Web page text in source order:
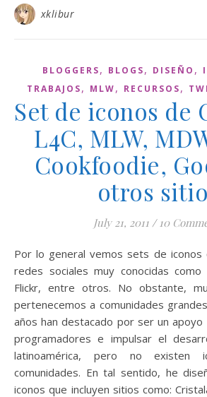
xklibur
BLOGGERS, BLOGS, DISEÑO ,
TRABAJOS, MLW, RECURSOS,
Set de iconos de
L4C, MLW,
Cookfoodie,
otros
July 21, 2011 / 10
Por lo general vemos sets de iconos que incluyen los de
redes sociales muy conocidas como
Flickr, entre otros. No obstante,
pertenecemos a comunidades
años han destacado por ser un
programadores e impulsar el
latinoamérica, pero no existen
comunidades. En tal sentido, he
iconos que incluyen sitios como: